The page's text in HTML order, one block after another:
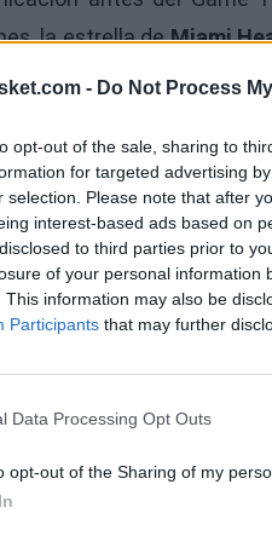
- Do Not Process
opt-out of the sale, sharing to
for targeted advertising
selection. Please note that after
interest-based ads based on
to third parties prior to
of your personal information
This information may also be
Participants that may further
Data Processing Opt Outs
opt-out of the Sharing of my
la estrella deMiami
el resto de su carrera allí.
tras explicar cómo
Bulls siempre y cómo